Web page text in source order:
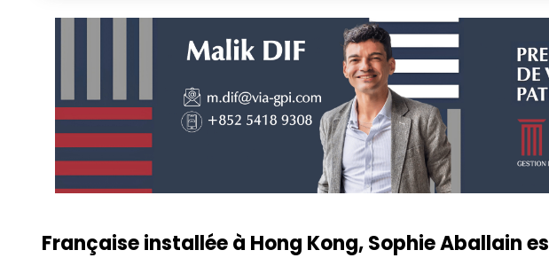
Française installée à Hong Kong, Sophie Aballain